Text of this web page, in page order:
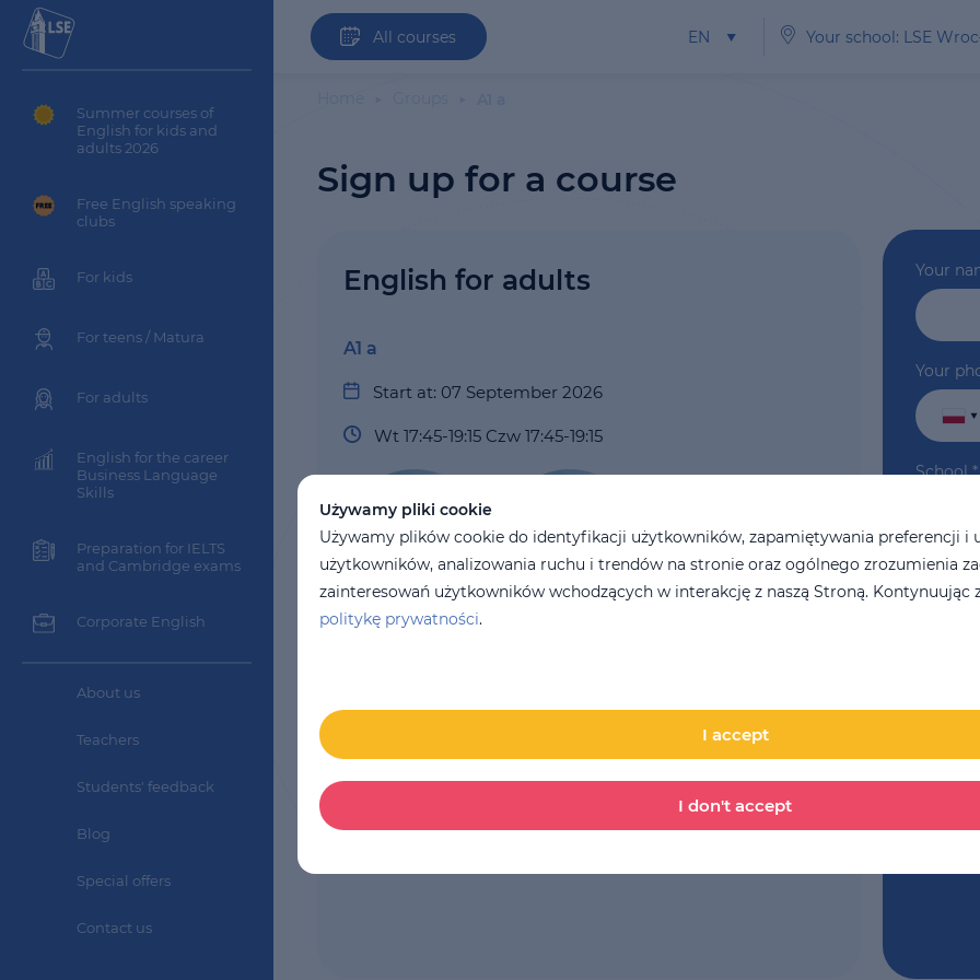
Summer courses of
English for kids and
adults 2026
Free English speaking
clubs
For kids
For teens / Matura
For adults
English for the career
Business Language
Skills
Preparation for IELTS
and Cambridge exams
Corporate English
About us
Teachers
Students' feedback
Blog
Special offers
Contact us
All courses EN Your school: LSE
Sign up for a course
Your
Your
School*
By
English for adults
A1 a
Start at: 07 September 2026
Wt 17:45-19:15 Czw 17:45-19:15
Używamy pliki cookie
Używamy plików cookie do identyfikacji użytkowników, zapamiętywania preferencji i
użytkowników, analizowania ruchu i trendów na stronie oraz ogólnego zrozumienia
zainteresowań użytkowników wchodzących w interakcję z naszą Stroną. Kontynuując
politykę prywatności.
I accept
I don't accept